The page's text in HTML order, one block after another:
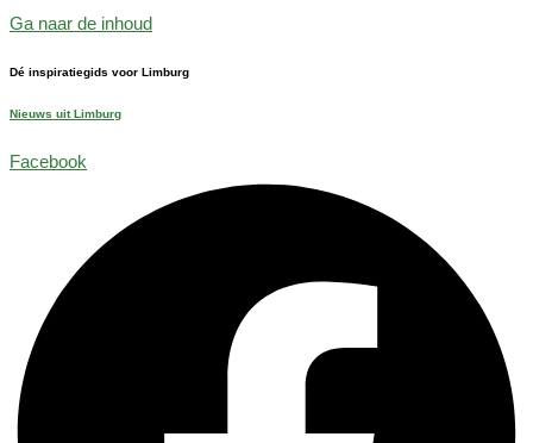
Ga naar de inhoud
Dé inspiratiegids voor Limburg
Nieuws uit Limburg
Facebook